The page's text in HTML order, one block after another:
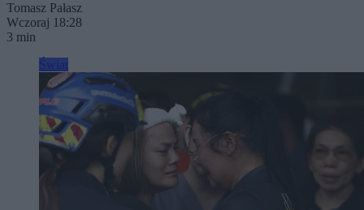
Tomasz Pałasz
Wczoraj 18:28
3 min